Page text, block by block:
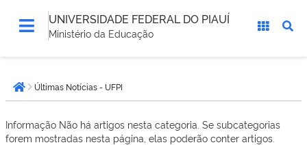
UNIVERSIDADE FEDERAL DO PIAUÍ
Ministério da Educação
está
aqui:Página inicial
Últimas Notícias - UFPI
Informação Não há artigos nesta categoria. Se subcategorias
forem mostradas nesta página, elas poderão conter artigos.